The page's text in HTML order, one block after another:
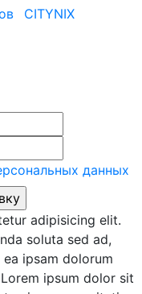
CITYNIX
данных
adipisicing elit.
soluta sed ad,
ipsam dolorum
ipsum dolor sit